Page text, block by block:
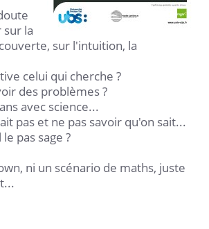
la
sur l'intuition, la
celui qui cherche ?
des problèmes ?
avec science...
pas et ne pas savoir qu'on sait...
pas sage ?
ni un scénario de maths, juste